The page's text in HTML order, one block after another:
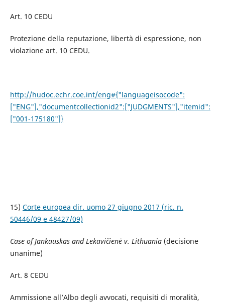
Art. 10 CEDU
Protezione della reputazione, libertà di espressione, non
violazione art. 10 CEDU.
http://hudoc.echr.coe.int/eng#{"languageisocode":
["ENG"],"documentcollectionid2":["JUDGMENTS"],"itemid":
["001-175180"]}
15) Corte europea dir. uomo 27 giugno 2017 (ric. n.
50446/09 e 48427/09)
Case of Jankauskas and Lekavičienė v. Lithuania(decisione
unanime)
Art. 8 CEDU
Ammissione all’Albo degli avvocati, requisiti di moralità,